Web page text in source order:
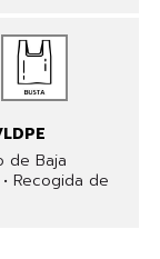
de Baja
Recogida de